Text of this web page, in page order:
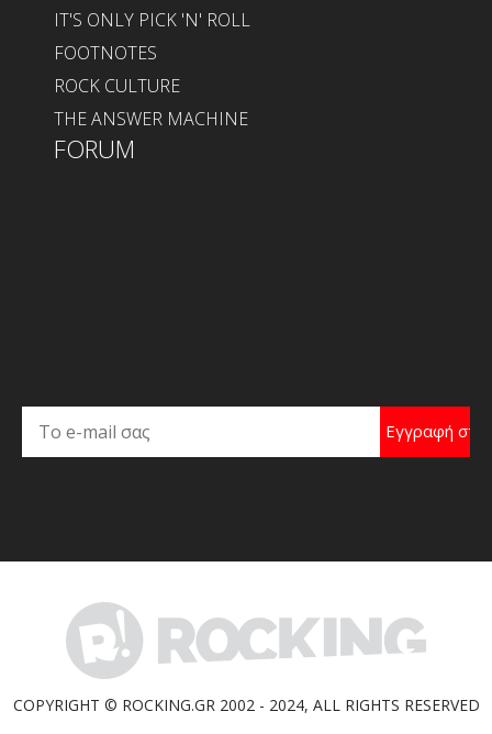
IT'S ONLY PICK 'N' ROLL
FOOTNOTES
ROCK CULTURE
THE ANSWER MACHINE
FORUM
COPYRIGHT © ROCKING.GR 2002 - 2024, ALL RIGHTS RESERVED